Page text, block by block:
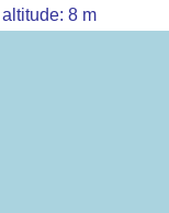
8 m